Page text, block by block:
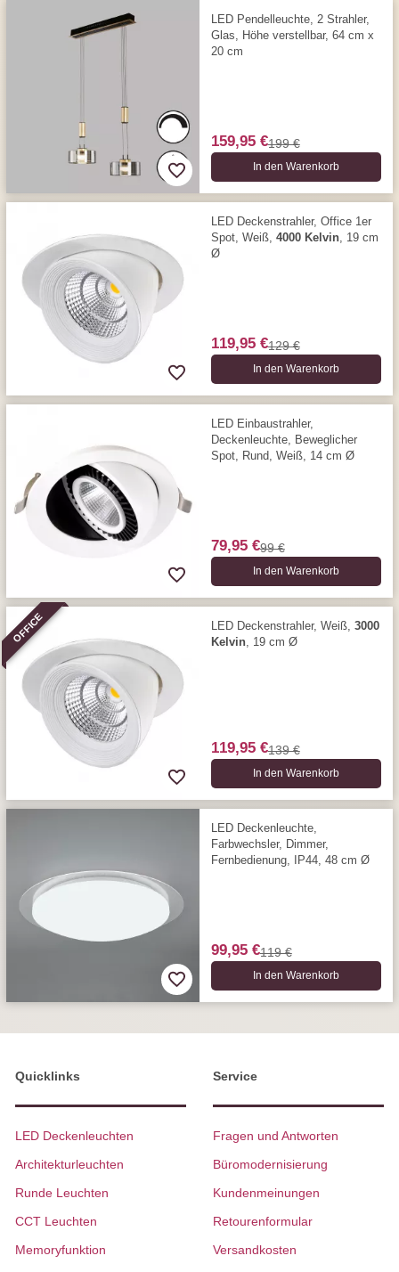
LED Pendelleuchte, 2 Strahler,
Glas, Höhe verstellbar, 64 cm x
20 cm
159,95 €199 €
In den Warenkorb
LED Deckenstrahler, Office 1er
Spot, Weiß, 4000 Kelvin, 19 cm
Ø
119,95 €129 €
In den Warenkorb
LED Einbaustrahler,
Deckenleuchte, Beweglicher
Spot, Rund, Weiß, 14 cm Ø
79,95 €99 €
In den Warenkorb
OFFICE LED Deckenstrahler, Weiß, 3000
Kelvin, 19 cm Ø
119,95 €139 €
In den Warenkorb
LED Deckenleuchte,
Farbwechsler, Dimmer,
Fernbedienung, IP44, 48 cm Ø
99,95 €119 €
In den Warenkorb
Quicklinks
LED Deckenleuchten
Architekturleuchten
Runde Leuchten
CCT Leuchten
Memoryfunktion
Service
Fragen und Antworten
Büromodernisierung
Kundenmeinungen
Retourenformular
Versandkosten